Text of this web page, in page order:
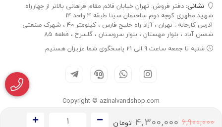
6,900,000
4,300,000 تومان
نشانی: دفتر فروش: تهران خیابان قائم مقام فراهانی بالاتر از چهارراه
شهید مطهری کوچه دوم ساختمان سینا طبقه 4 واحد 14
آدرس کارخانه : تهران ، آزاد راه خلیج فارس ، کیلومتر 40 ، شهرک صنعتی
شمس آباد ، بلوار مهستان ، بلوار سروستان ، گلسرخ ، قطعه 85
شنبه تا جمعه ساعت 9 الی 21 پاسخگوی شما عزیزان هستیم
Copyright © azinalvandshop.com